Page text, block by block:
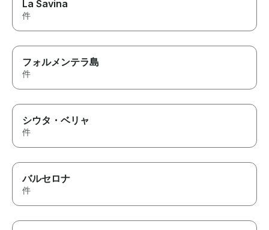
La Savina
件
フォルメンテラ島
件
シウタ・ベリャ
件
バルセロナ
件